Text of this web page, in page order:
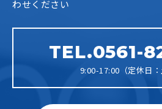
わせください
TEL.0561-
9:00-17:00（定休日：